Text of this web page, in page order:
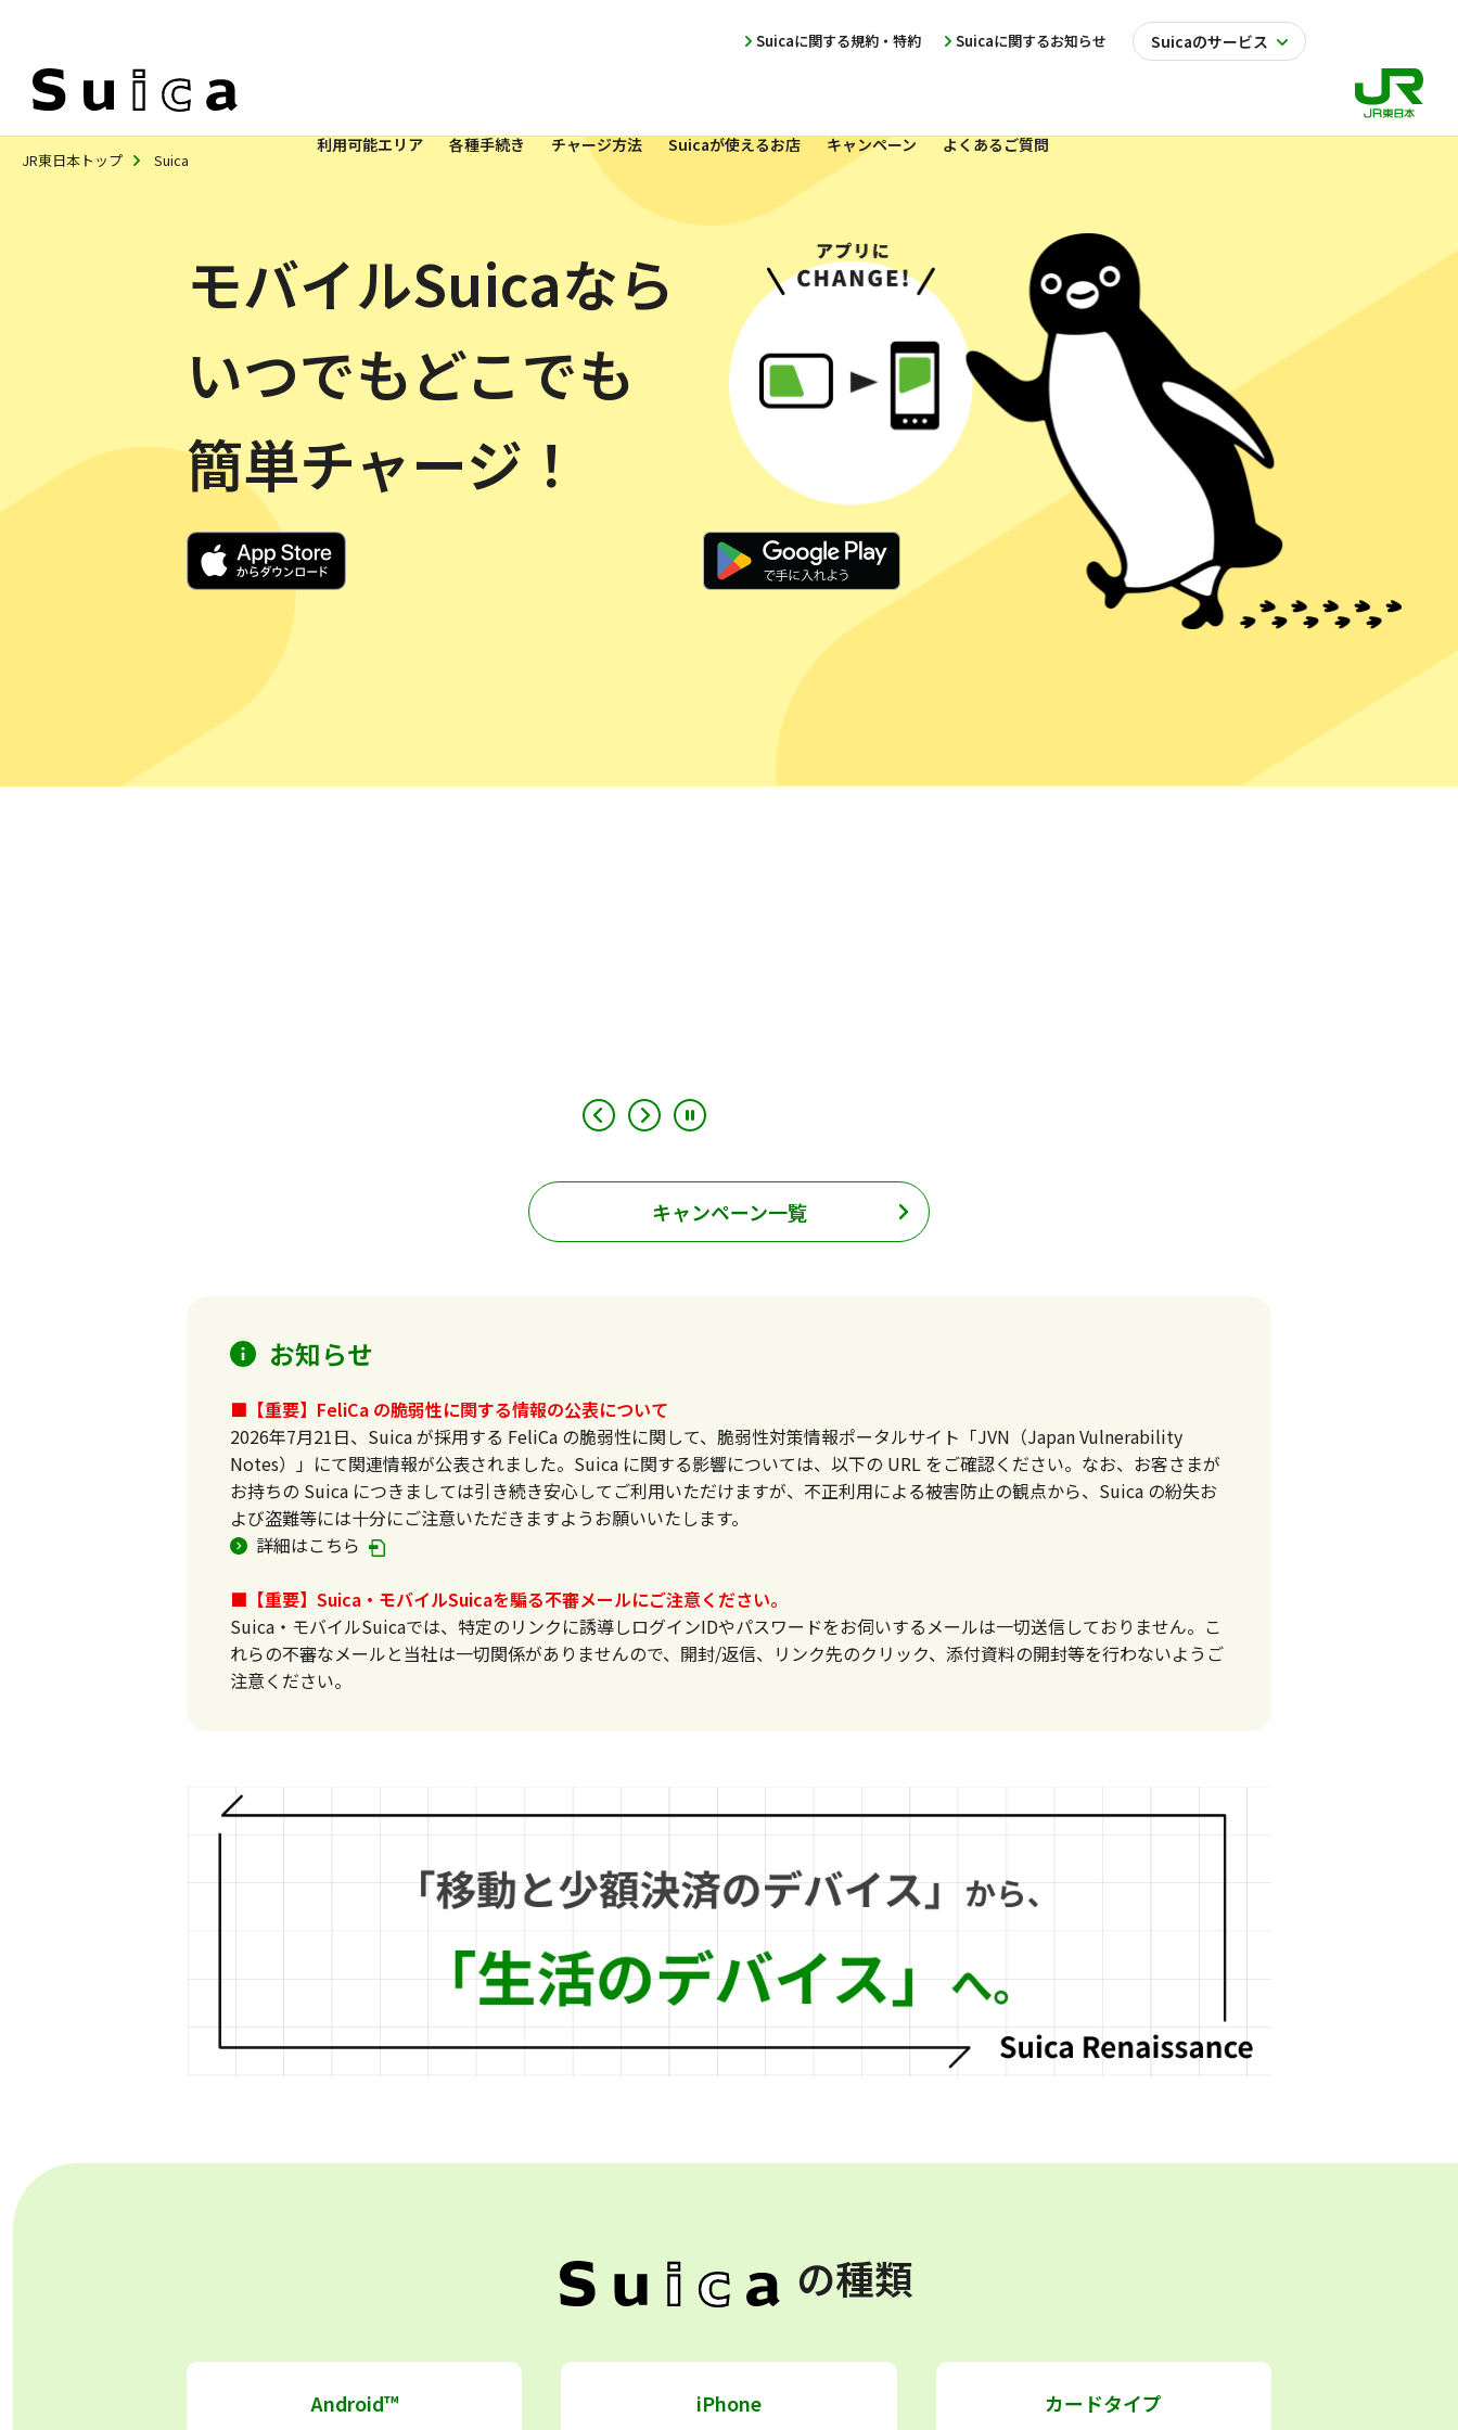
利用可能エリア 各種手続き チャージ方法 Suicaが使えるお店 キャンペーン よくあるご質問
Suicaのサービス
Suicaに関するお知らせ
Suicaに関する規約・特約
JR東日本トップ Suica
モバイルSuicaなら
いつでもどこでも
簡単チャージ！
キャンペーン一覧
お知らせ
■【重要】FeliCa の脆弱性に関する情報の公表について
2026年7月21日、Suica が採用する FeliCa の脆弱性に関して、脆弱性対策情報ポータルサイト「JVN（Japan Vulnerability
Notes）」にて関連情報が公表されました。Suica に関する影響については、以下の URL をご確認ください。なお、お客さまが
お持ちの Suica につきましては引き続き安心してご利用いただけますが、不正利用による被害防止の観点から、Suica の紛失お
よび盗難等には十分にご注意いただきますようお願いいたします。
詳細はこちら
■【重要】Suica・モバイルSuicaを騙る不審メールにご注意ください。
Suica・モバイルSuicaでは、特定のリンクに誘導しログインIDやパスワードをお伺いするメールは一切送信しておりません。こ
れらの不審なメールと当社は一切関係がありませんので、開封/返信、リンク先のクリック、添付資料の開封等を行わないようご
注意ください。
の種類
Android™ iPhone カードタイプ